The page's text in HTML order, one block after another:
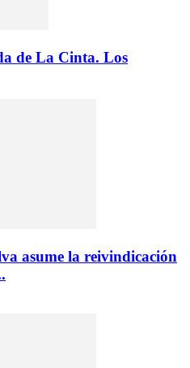
de La Cinta. Los
asume la reivindicación